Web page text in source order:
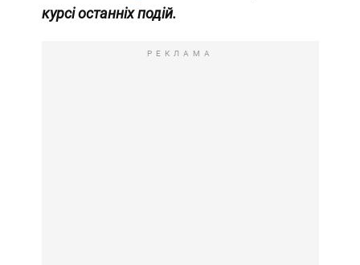
курсі останніх подій.
РЕКЛАМА